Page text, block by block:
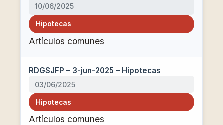
10/06/2025
Hipotecas
Artículos comunes
RDGSJFP – 3-jun-2025 – Hipotecas
03/06/2025
Hipotecas
Artículos comunes